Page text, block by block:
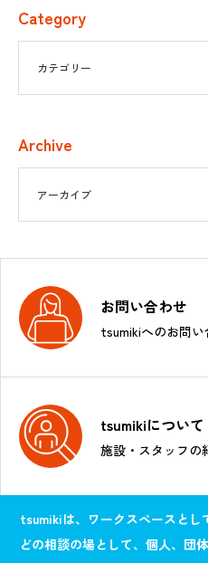
Category
Archive
お問い合わせ
tsumikiへのお問
tsumikiについて
施設・スタッフの
tsumikiは、ワークスペースとし
どの相談の場として、個人、団